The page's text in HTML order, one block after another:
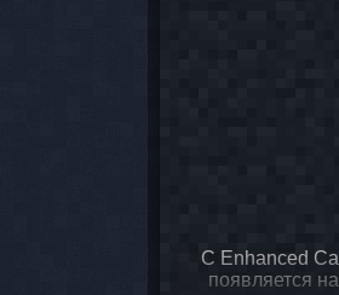
С Enhanced
появляется